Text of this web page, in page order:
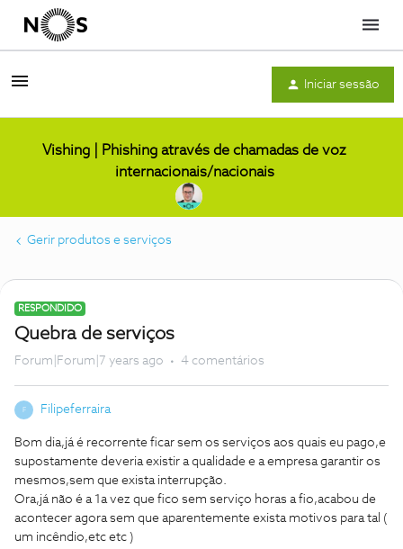
Menu
Iniciar sessão
Vishing | Phishing através de chamadas de voz
internacionais/nacionais
Gerir produtos e serviços
RESPONDIDO
Quebra de serviços
Forum|Forum|7 years ago 4 comentários
F Filipeferraira
Bom dia,já é recorrente ficar sem os serviços aos quais eu pago,e
supostamente deveria existir a qualidade e a empresa garantir os
mesmos,sem que exista interrupção.
Ora,já não é a 1a vez que fico sem serviço horas a fio,acabou de
acontecer agora sem que aparentemente exista motivos para tal (
um incêndio,etc etc )